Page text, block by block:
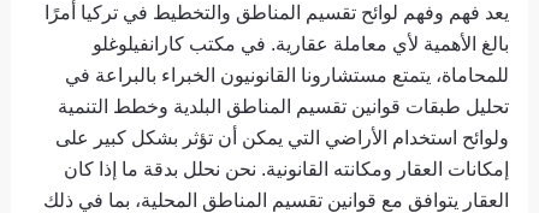
يعد فهم وفهم لوائح تقسيم المناطق والتخطيط في تركيا أمرًا
بالغ الأهمية لأي معاملة عقارية. في مكتب كارانفيلوغلو
للمحاماة، يتمتع مستشارونا القانونيون الخبراء بالبراعة في
تحليل طبقات قوانين تقسيم المناطق البلدية وخطط التنمية
ولوائح استخدام الأراضي التي يمكن أن تؤثر بشكل كبير على
إمكانات العقار ومكانته القانونية. نحن نحلل بدقة ما إذا كان
العقار يتوافق مع قوانين تقسيم المناطق المحلية، بما في ذلك